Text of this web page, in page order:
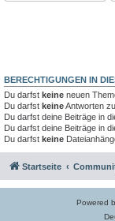
BERECHTIGUNGEN IN
Du darfst keine neuen
Du darfst keineAntworten
Du darfst deine Beiträge in
Du darfst deine Beiträge in
Du darfst keine
Startseite
Powered